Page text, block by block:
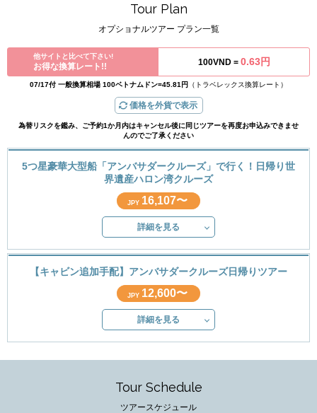
Tour Plan
オプショナルツアー プラン一覧
他サイトと比べて下さい!
お得な換算レート!! 100VND = 0.63円
07/17付 一般換算相場 100ベトナムドン=45.81円 （トラベレックス換算レート）
価格を外貨で表示
為替リスクを鑑み、ご予約1か月内はキャンセル後に同じツアーを再度お申込みできませ
んのでご了承ください
5つ星豪華大型船「アンバサダークルーズ」で行く！日帰り世
界遺産ハロン湾クルーズ
JPY 16,107〜
詳細を見る
【キャビン追加手配】アンバサダークルーズ日帰りツアー
JPY 12,600〜
詳細を見る
Tour Schedule
ツアースケジュール